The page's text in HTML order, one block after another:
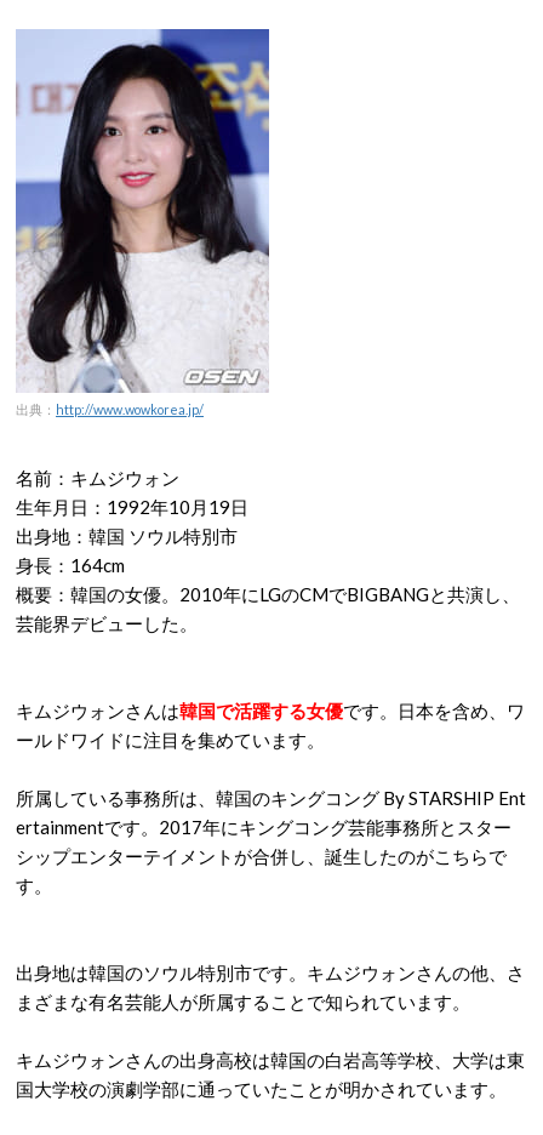
出典： http://www.wowkorea.jp/
名前：キムジウォン
生年月日：1992年10月19日
出身地：韓国 ソウル特別市
身長：164cm
概要：韓国の女優。2010年にLGのCMでBIGBANGと共演し、
芸能界デビューした。
キムジウォンさんは韓国で活躍する女優です。日本を含め、ワ
ールドワイドに注目を集めています。
所属している事務所は、韓国のキングコング By STARSHIP Ent
ertainmentです。2017年にキングコング芸能事務所とスター
シップエンターテイメントが合併し、誕生したのがこちらで
す。
出身地は韓国のソウル特別市です。キムジウォンさんの他、さ
まざまな有名芸能人が所属することで知られています。
キムジウォンさんの出身高校は韓国の白岩高等学校、大学は東
国大学校の演劇学部に通っていたことが明かされています。